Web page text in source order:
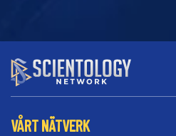
VÅRT NÄTVERK